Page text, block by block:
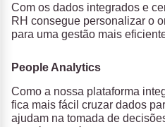
Com os dados integrados e
RH consegue personalizar o
para uma gestão mais
People Analytics
Como a nossa plataforma
fica mais fácil cruzar dados
ajudam na tomada de